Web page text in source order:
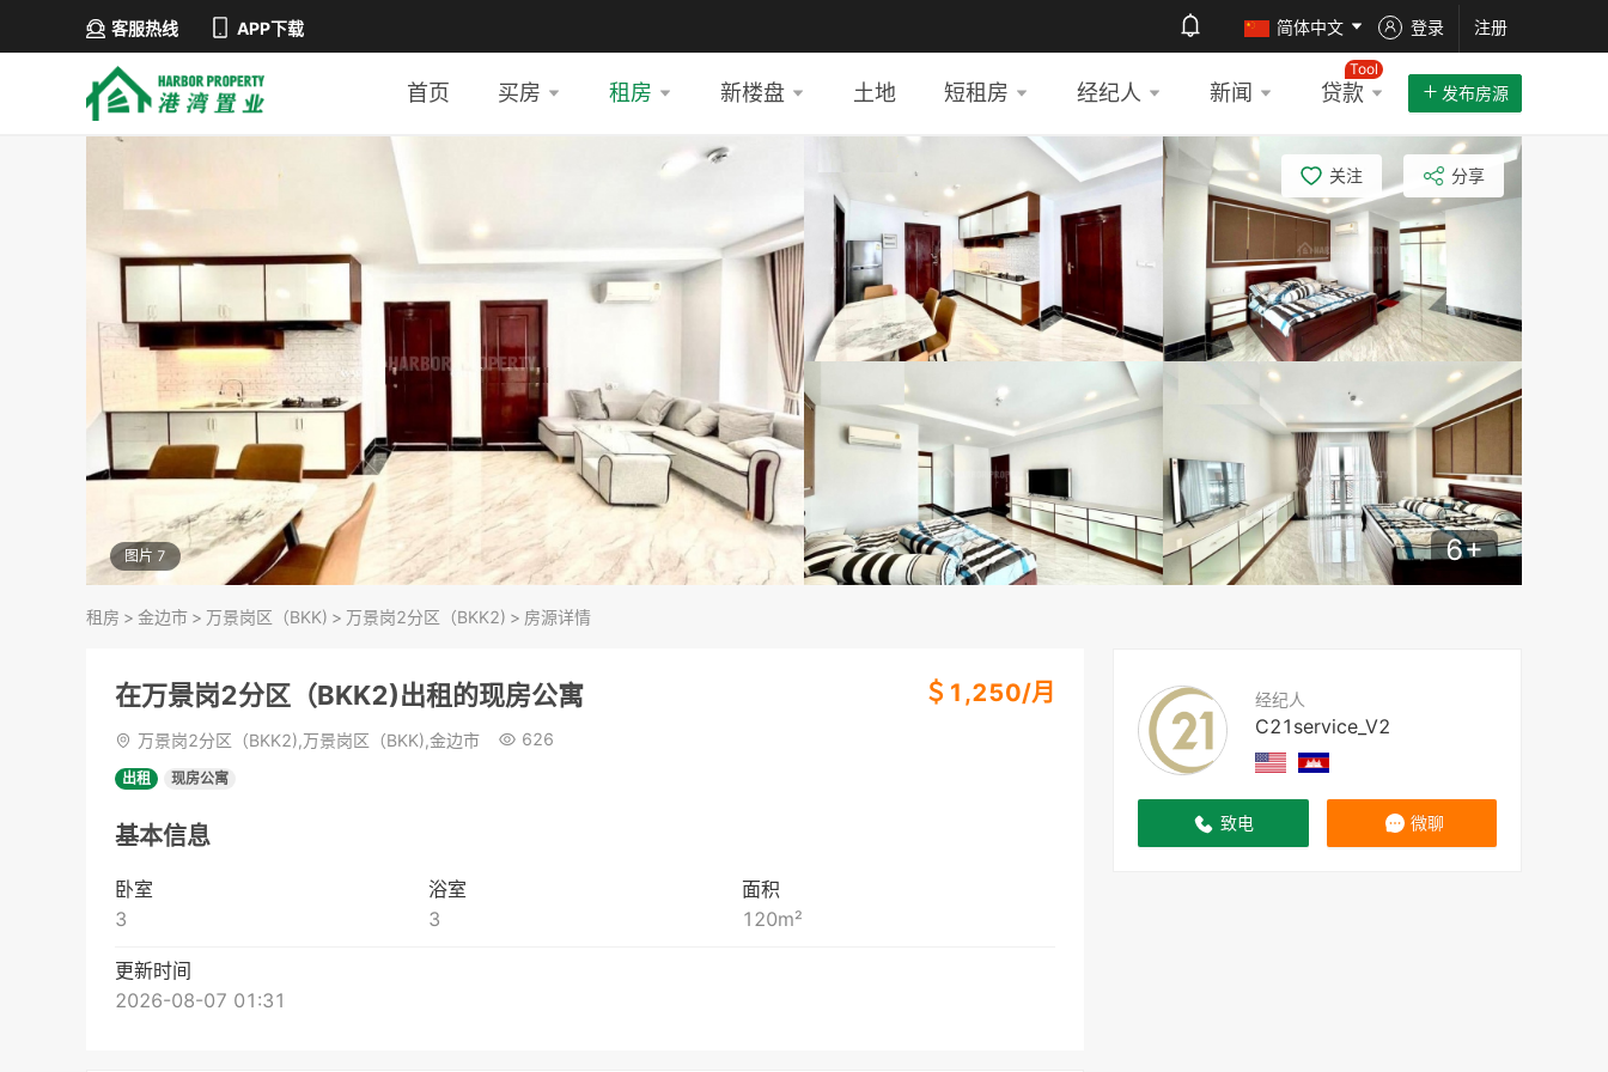
客服热线 APP下载 简体中文 登录 注册
首页 买房 租房 新楼盘 土地 短租房 经纪人 新闻 贷款
Tool
发布房源
图片 7 6+
关注 分享
租房 > 金边市 > 万景岗区（BKK) > 万景岗2分区（BKK2) > 房源详情
经纪人
C21service_V2
致电 微聊
在万景岗2分区（BKK2)出租的现房公寓 ＄ 1,250/月
万景岗2分区（BKK2),万景岗区（BKK),金边市 626
出租 现房公寓
基本信息
卧室
3
浴室
3
面积
120m²
更新时间
2026-08-07 01:31